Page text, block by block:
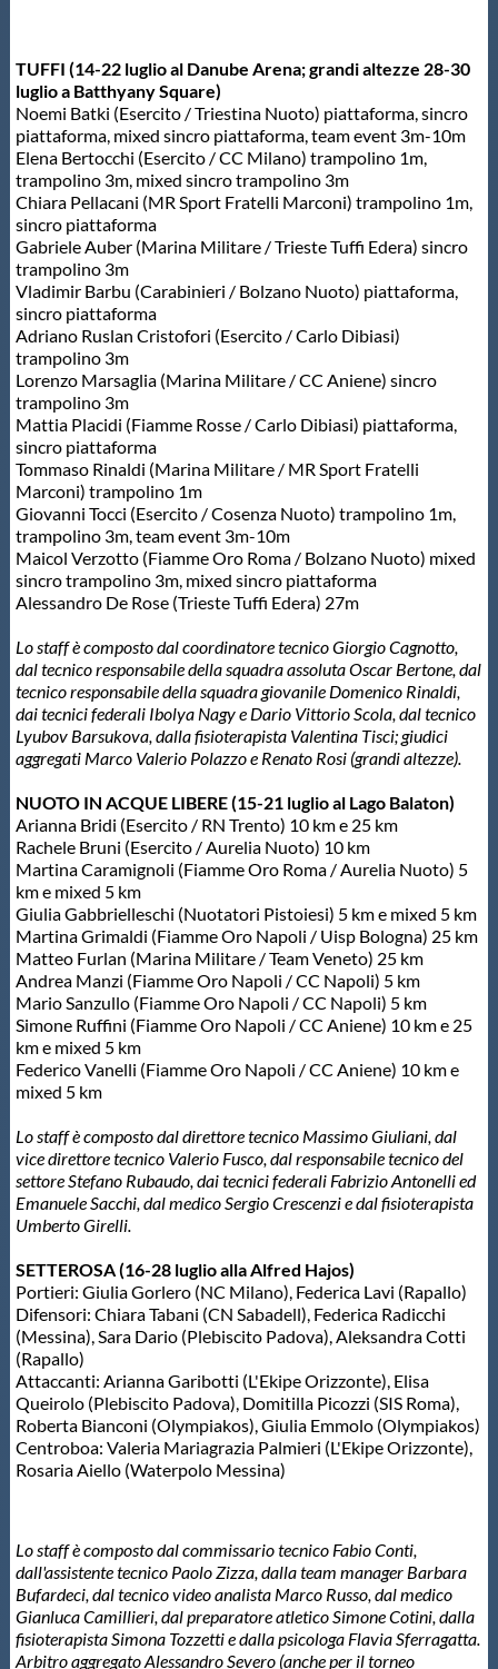
TUFFI (14-22 luglio al Danube Arena; grandi altezze 28-30
luglio a Batthyany Square)
Noemi Batki (Esercito / Triestina Nuoto) piattaforma, sincro
piattaforma, mixed sincro piattaforma, team event 3m-10m
Elena Bertocchi (Esercito / CC Milano) trampolino 1m,
trampolino 3m, mixed sincro trampolino 3m
Chiara Pellacani (MR Sport Fratelli Marconi) trampolino 1m,
sincro piattaforma
Gabriele Auber (Marina Militare / Trieste Tuffi Edera) sincro
trampolino 3m
Vladimir Barbu (Carabinieri / Bolzano Nuoto) piattaforma,
sincro piattaforma
Adriano Ruslan Cristofori (Esercito / Carlo Dibiasi)
trampolino 3m
Lorenzo Marsaglia (Marina Militare / CC Aniene) sincro
trampolino 3m
Mattia Placidi (Fiamme Rosse / Carlo Dibiasi) piattaforma,
sincro piattaforma
Tommaso Rinaldi (Marina Militare / MR Sport Fratelli
Marconi) trampolino 1m
Giovanni Tocci (Esercito / Cosenza Nuoto) trampolino 1m,
trampolino 3m, team event 3m-10m
Maicol Verzotto (Fiamme Oro Roma / Bolzano Nuoto) mixed
sincro trampolino 3m, mixed sincro piattaforma
Alessandro De Rose (Trieste Tuffi Edera) 27m
Lo staff è composto dal coordinatore tecnico Giorgio Cagnotto,
dal tecnico responsabile della squadra assoluta Oscar Bertone, dal
tecnico responsabile della squadra giovanile Domenico Rinaldi,
dai tecnici federali Ibolya Nagy e Dario Vittorio Scola, dal tecnico
Lyubov Barsukova, dalla fisioterapista Valentina Tisci; giudici
aggregati Marco Valerio Polazzo e Renato Rosi (grandi altezze).
NUOTO IN ACQUE LIBERE (15-21 luglio al Lago Balaton)
Arianna Bridi (Esercito / RN Trento) 10 km e 25 km
Rachele Bruni (Esercito / Aurelia Nuoto) 10 km
Martina Caramignoli (Fiamme Oro Roma / Aurelia Nuoto) 5
km e mixed 5 km
Giulia Gabbrielleschi (Nuotatori Pistoiesi) 5 km e mixed 5 km
Martina Grimaldi (Fiamme Oro Napoli / Uisp Bologna) 25 km
Matteo Furlan (Marina Militare / Team Veneto) 25 km
Andrea Manzi (Fiamme Oro Napoli / CC Napoli) 5 km
Mario Sanzullo (Fiamme Oro Napoli / CC Napoli) 5 km
Simone Ruffini (Fiamme Oro Napoli / CC Aniene) 10 km e 25
km e mixed 5 km
Federico Vanelli (Fiamme Oro Napoli / CC Aniene) 10 km e
mixed 5 km
Lo staff è composto dal direttore tecnico Massimo Giuliani, dal
vice direttore tecnico Valerio Fusco, dal responsabile tecnico del
settore Stefano Rubaudo, dai tecnici federali Fabrizio Antonelli ed
Emanuele Sacchi, dal medico Sergio Crescenzi e dal fisioterapista
Umberto Girelli.
SETTEROSA (16-28 luglio alla Alfred Hajos)
Portieri: Giulia Gorlero (NC Milano), Federica Lavi (Rapallo)
Difensori: Chiara Tabani (CN Sabadell), Federica Radicchi
(Messina), Sara Dario (Plebiscito Padova), Aleksandra Cotti
(Rapallo)
Attaccanti: Arianna Garibotti (L'Ekipe Orizzonte), Elisa
Queirolo (Plebiscito Padova), Domitilla Picozzi (SIS Roma),
Roberta Bianconi (Olympiakos), Giulia Emmolo (Olympiakos)
Centroboa: Valeria Mariagrazia Palmieri (L'Ekipe Orizzonte),
Rosaria Aiello (Waterpolo Messina)
Lo staff è composto dal commissario tecnico Fabio Conti,
dall'assistente tecnico Paolo Zizza, dalla team manager Barbara
Bufardeci, dal tecnico video analista Marco Russo, dal medico
Gianluca Camillieri, dal preparatore atletico Simone Cotini, dalla
fisioterapista Simona Tozzetti e dalla psicologa Flavia Sferragatta.
Arbitro aggregato Alessandro Severo (anche per il torneo